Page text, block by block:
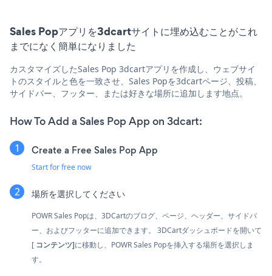
Sales Popアプリを3dcartサイトに埋め込むことがこれ
までになく簡単になりました
カスタマイズしたSales Pop 3dcartアプリを作成し、ウェブサイ
トのスタイルと色を一致させ、Sales Popを3dcartページ、投稿、
サイドバー、フッター、または好きな場所に追加します地点。
How To Add a Sales Pop App on 3dcart:
Create a Free Sales Pop App
Start for free now
場所を選択してください
POWR Sales Popは、3DCartのブログ、ページ、ヘッダー、サイドバ
ー、およびフッターに追加できます。 3DCartダッシュボードを開いて
[ コンテンツ]に移動し、POWR Sales Popを挿入する場所を選択しま
す。